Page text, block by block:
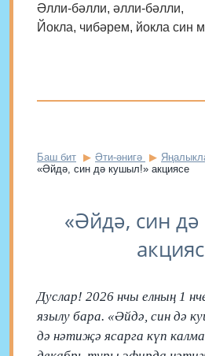
Әлли-бәлли, әлли-бәлли,
Йокла, чибәрем, йокла син
Баш бит Әти-әнигә
«Әйдә, син дә кушыл!» акциясе
«Әйдә, син
Дуслар! 2026 нчы елның 1
язылу бара. «Әйдә, син дә
дә нәтиҗә ясарга күп